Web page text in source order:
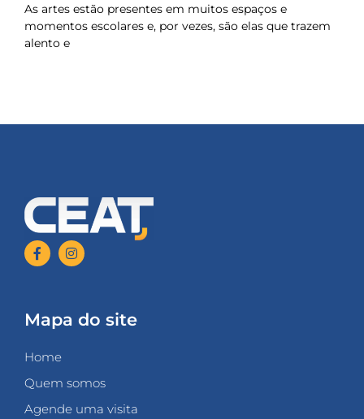
As artes estão presentes em muitos espaços e
momentos escolares e, por vezes, são elas que trazem
alento e
Mapa do site
Home
Quem somos
Agende uma visita